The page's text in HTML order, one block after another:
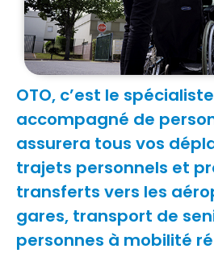
OTO, c’est le
accompagné de
assurera tous vos
trajets personnels et
transferts vers les
gares, transport de
personnes à mobilité